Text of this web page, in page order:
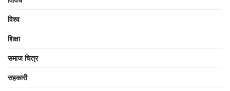
विश्व
शिक्षा
समाज चित्र
सहकारी